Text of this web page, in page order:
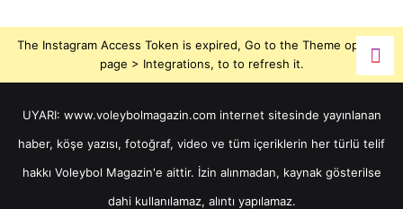
The Instagram Access Token is expired, Go to the Theme options
page > Integrations, to to refresh it.
UYARI: www.voleybolmagazin.com internet sitesinde yayınlanan
haber, köşe yazısı, fotoğraf, video ve tüm içeriklerin her türlü telif
hakkı Voleybol Magazin'e aittir. İzin alınmadan, kaynak gösterilse
dahi kullanılamaz, alıntı yapılamaz.